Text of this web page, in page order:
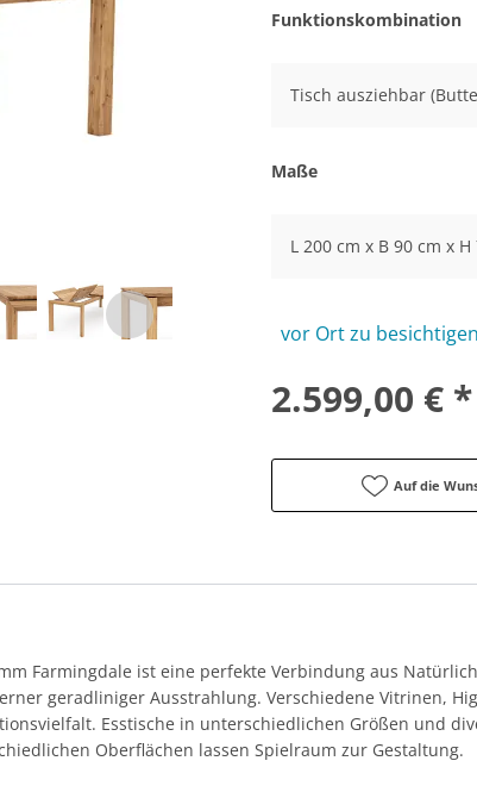
Funktionskombination
Tisch ausziehbar
Maße
L 200 cm x B 90 cm x H
vor Ort zu besichtigen
2.599,00 € *
Auf die
Farmingdale ist eine perfekte Verbindung aus
geradliniger Ausstrahlung. Verschiedene Vitrinen,
Esstische in unterschiedlichen Größen und
Oberflächen lassen Spielraum zur Gestaltung.